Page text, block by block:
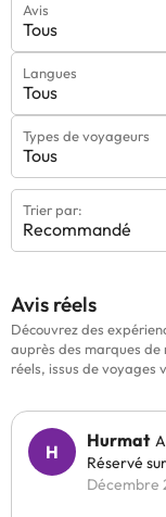
Avis
Tous
Langues
Tous
Types de voyageurs
Tous
Trier par:
Recommandé
Avis réels
Découvrez des
auprès des marques
réels, issus de voyages
Hurmat
Réservé
Décembre